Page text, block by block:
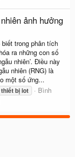
ảnh hưởng
trong phân tích
ra những con số
nhiên’. Điều này
nhiên (RNG) là
một số ứng...
thiếtbịiot
Bình